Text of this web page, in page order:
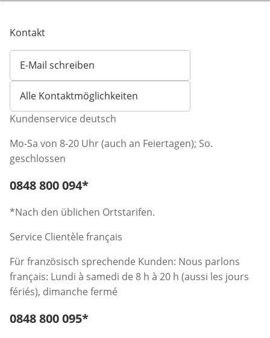
Kontakt
E-Mail schreiben
Öffnet E-Mail-Client
Alle Kontaktmöglichkeiten
Kundenservice deutsch
Mo-Sa von 8-20 Uhr (auch an Feiertagen); So.
geschlossen
Telefonnummer:
0848 800 094*
*Nach den üblichen Ortstarifen.
Service Clientèle français
Für französisch sprechende Kunden: Nous parlons
français: Lundi à samedi de 8 h à 20 h (aussi les jours
fériés), dimanche fermé
Telefonnummer:
0848 800 095*